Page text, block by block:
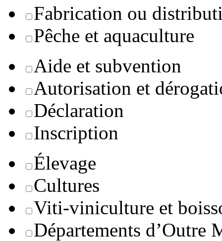
Fabrication ou
Pêche et aquaculture
Aide et subvention
Autorisation et
Déclaration
Inscription
Élevage
Cultures
Viti-viniculture et
Départements d’Outre